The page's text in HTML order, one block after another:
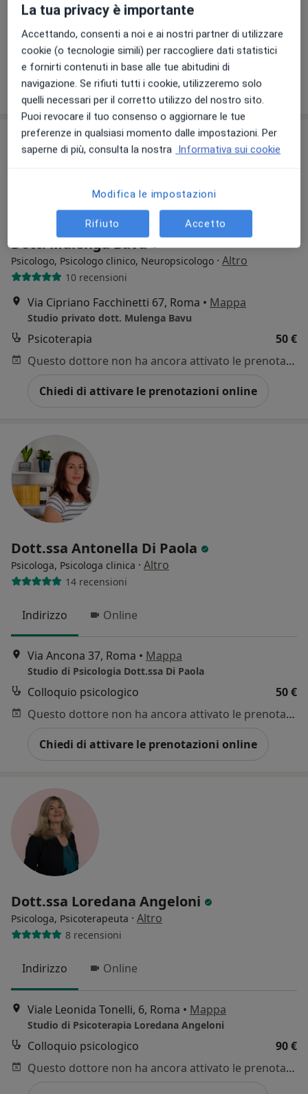
Studio Ponte Lungo
Psicoterapia
da 62 €
Chiedi di attivare le prenotazioni online
Dott. Mulenga Bavu
Psicologo, Psicologo clinico, Neuropsicologo · Altro
10 recensioni
Via Cipriano Facchinetti 67, Roma • Mappa
Studio privato dott. Mulenga Bavu
Psicoterapia
50 €
Questo dottore non ha ancora attivato le prenotazioni online presso questo indirizzo.
Chiedi di attivare le prenotazioni online
Dott.ssa Antonella Di Paola
Psicologa, Psicologa clinica · Altro
14 recensioni
Indirizzo Online
Via Ancona 37, Roma • Mappa
Studio di Psicologia Dott.ssa Di Paola
Colloquio psicologico
50 €
Questo dottore non ha ancora attivato le prenotazioni online presso questo indirizzo.
Chiedi di attivare le prenotazioni online
Dott.ssa Loredana Angeloni
Psicologa, Psicoterapeuta · Altro
8 recensioni
Indirizzo Online
Viale Leonida Tonelli, 6, Roma • Mappa
Studio di Psicoterapia Loredana Angeloni
Colloquio psicologico
90 €
Questo dottore non ha ancora attivato le prenotazioni online presso questo indirizzo.
La tua privacy è importante
Accettando, consenti a noi e ai nostri partner di utilizzare
cookie (o tecnologie simili) per raccogliere dati statistici
e fornirti contenuti in base alle tue abitudini di
navigazione. Se rifiuti tutti i cookie, utilizzeremo solo
quelli necessari per il corretto utilizzo del nostro sito.
Puoi revocare il tuo consenso o aggiornare le tue
preferenze in qualsiasi momento dalle impostazioni. Per
saperne di più, consulta la nostra Informativa sui cookie
Modifica le impostazioni
Rifiuto Accetto